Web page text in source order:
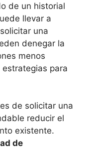
de un historial
llevar a
una
denegar la
menos
para
de solicitar una
reducir el
existente.
de